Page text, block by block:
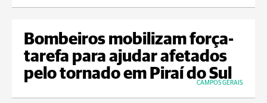
Bombeiros mobilizam força-
tarefa para ajudar afetados
pelo tornado em Piraí do Sul
CAMPOS GERAIS